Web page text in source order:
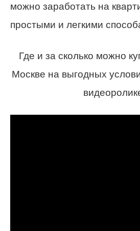
можно заработать на
простыми и легкими
Где и за сколько можно
Москве на выгодных